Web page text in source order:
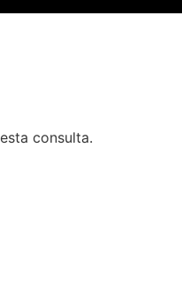
consulta.